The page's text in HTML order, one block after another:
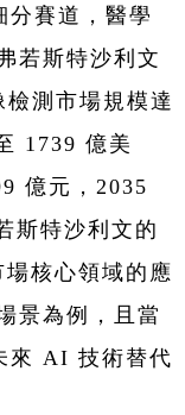
賽道，醫學
若斯特沙利文
測市場規模達
1739 億美
億元，2035
斯特沙利文的
核心領域的應
景為例，且當
來 AI 技術替代